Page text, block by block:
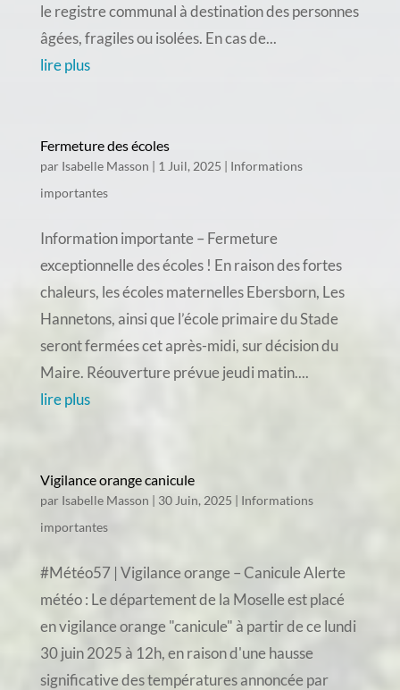
le registre communal à destination des personnes
âgées, fragiles ou isolées. En cas de...
lire plus
Fermeture des écoles
par Isabelle Masson | 1 Juil, 2025 | Informations
importantes
Information importante – Fermeture
exceptionnelle des écoles ! En raison des fortes
chaleurs, les écoles maternelles Ebersborn, Les
Hannetons, ainsi que l’école primaire du Stade
seront fermées cet après-midi, sur décision du
Maire. Réouverture prévue jeudi matin....
lire plus
Vigilance orange canicule
par Isabelle Masson | 30 Juin, 2025 | Informations
importantes
#Météo57 | Vigilance orange – Canicule Alerte
météo : Le département de la Moselle est placé
en vigilance orange "canicule" à partir de ce lundi
30 juin 2025 à 12h, en raison d'une hausse
significative des températures annoncée par